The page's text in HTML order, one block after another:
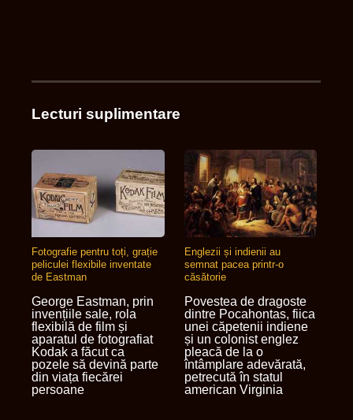
Lecturi suplimentare
Fotografie pentru toți, grație
peliculei flexibile inventate
de Eastman
George Eastman, prin
invențiile sale, rola
flexibilă de film și
aparatul de fotografiat
Kodak a făcut ca
pozele să devină parte
din viața fiecărei
persoane
Englezii și indienii au
semnat pacea printr-o
căsătorie
Povestea de dragoste
dintre Pocahontas, fiica
unei căpetenii indiene
și un colonist englez
pleacă de la o
întâmplare adevărată,
petrecută în statul
american Virginia